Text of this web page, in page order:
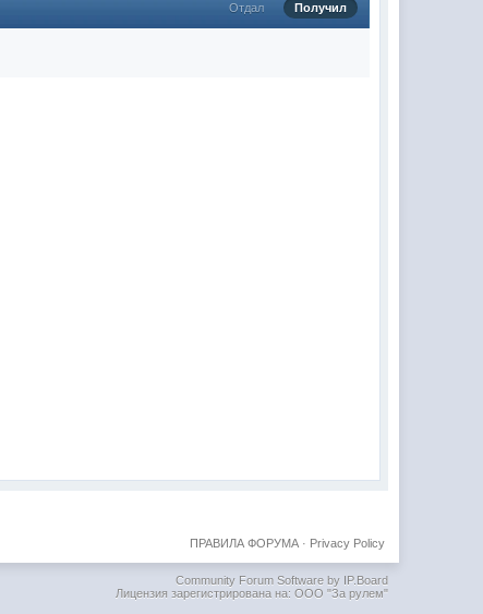
Отдал Получил
Privacy Policy
ПРАВИЛА ФОРУМА·
Community Forum Software by IP.Board
Лицензия зарегистрирована на: ООО "За рулем"